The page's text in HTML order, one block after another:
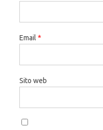
Email *
Sito web